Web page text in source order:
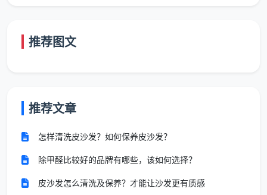
1300元做满12项精保洁。成都天均安洁保洁的一口价，
推荐图文
推荐文章
怎样清洗皮沙发？如何保养皮沙发？
除甲醛比较好的品牌有哪些，该如何选择？
皮沙发怎么清洗及保养？才能让沙发更有质感